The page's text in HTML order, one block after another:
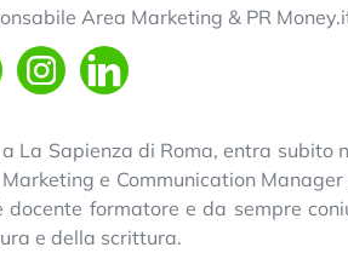
Area Marketing & PR
La Sapienza di Roma, entra subito
e Communication
formatore e da sempre
e della scrittura.